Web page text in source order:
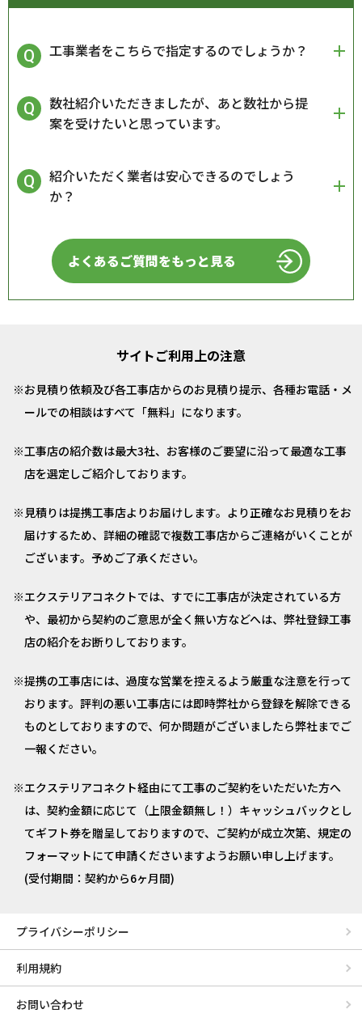
工事業者をこちらで指定するのでしょうか？
数社紹介いただきましたが、あと数社から提
案を受けたいと思っています。
紹介いただく業者は安心できるのでしょう
か？
よくあるご質問をもっと見る
サイトご利用上の注意
お見積り依頼及び各工事店からのお見積り提示、各種お電話・メ
ールでの相談はすべて「無料」になります。
工事店の紹介数は最大3社、お客様のご要望に沿って最適な工事
店を選定しご紹介しております。
見積りは提携工事店よりお届けします。より正確なお見積りをお
届けするため、詳細の確認で複数工事店からご連絡がいくことが
ございます。予めご了承ください。
エクステリアコネクトでは、すでに工事店が決定されている方
や、最初から契約のご意思が全く無い方などへは、弊社登録工事
店の紹介をお断りしております。
提携の工事店には、過度な営業を控えるよう厳重な注意を行って
おります。評判の悪い工事店には即時弊社から登録を解除できる
ものとしておりますので、何か問題がございましたら弊社までご
一報ください。
エクステリアコネクト経由にて工事のご契約をいただいた方へ
は、契約金額に応じて（上限金額無し！）キャッシュバックとし
てギフト券を贈呈しておりますので、ご契約が成立次第、規定の
フォーマットにて申請くださいますようお願い申し上げます。
(受付期間：契約から6ヶ月間)
プライバシーポリシー
利用規約
お問い合わせ